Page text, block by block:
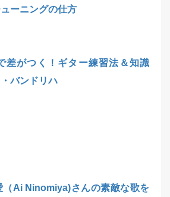
ーニングの仕方
差がつく！ギター練習法＆知識
バンドリハ
（Ai Ninomiya)さんの素敵な歌を